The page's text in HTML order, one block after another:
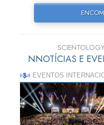
NNOTÍCIAS E
EVENTOS